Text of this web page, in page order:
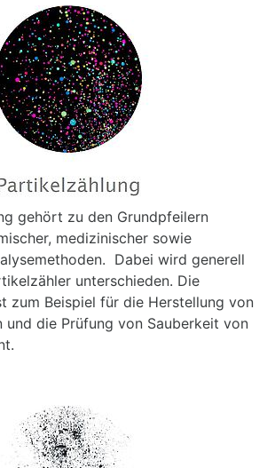
gehört zu den Grundpfeilern
medizinischer sowie
Dabei wird generell
unterschieden. Die
zum Beispiel für die Herstellung von
und die Prüfung von Sauberkeit von